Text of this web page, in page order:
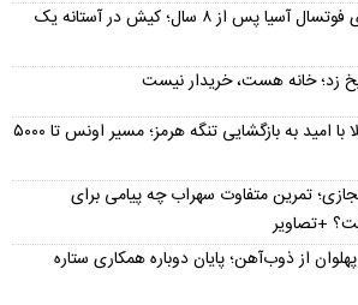
بازگشت جام باشگاه‌های فوتسال آسیا پس از ۸ سال؛ کیش در آستانه یک
زد؛ خانه هست، خریدار نیست
جهش قیمت جهانی طلا با امید به بازگشایی تنگه هرمز؛ مسیر اونس تا ۵۰۰۰
تمرین متفاوت سهراب چه پیامی برای
+تصاویر
از ذوب‌آهن؛ پایان دوباره همکاری ستاره